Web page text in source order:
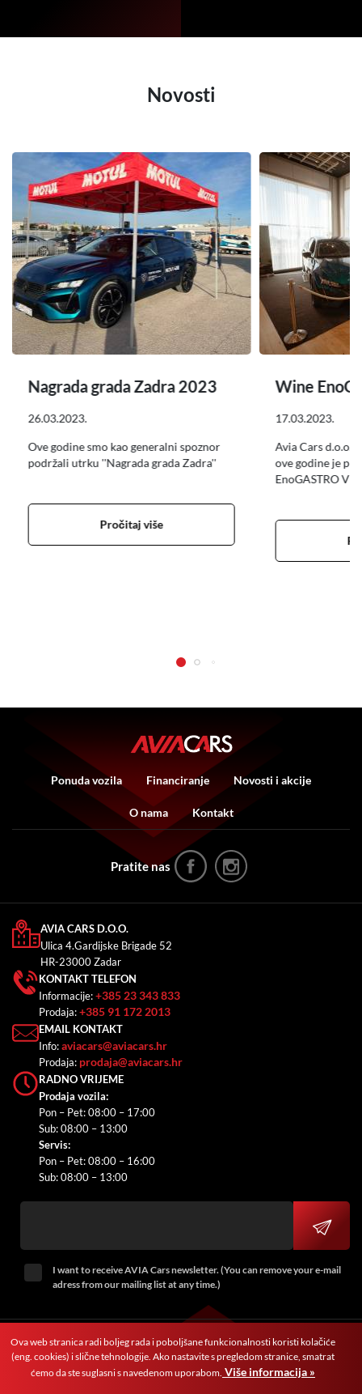
Novosti
Nagrada grada Zadra 2023
26.03.2023.
Ove godine smo kao generalni spoznor
podržali utrku ''Nagrada grada Zadra''
Pročitaj više
Wine
17.03.2023.
Avia Cars d.o.o.
ove godine je
EnoGASTRO
Ponuda vozila Financiranje Novosti i akcije
O nama Kontakt
Pratite nas
AVIA CARS D.O.O.
Ulica 4.Gardijske Brigade 52
HR-23000 Zadar
KONTAKT TELEFON
Informacije:+385 23 343 833
Prodaja:+385 91 172 2013
EMAIL KONTAKT
Info:aviacars@aviacars.hr
Prodaja: prodaja@aviacars.hr
RADNO VRIJEME
Prodaja vozila:
Pon – Pet: 08:00 – 17:00
Sub: 08:00 – 13:00
Servis:
Pon – Pet: 08:00 – 16:00
Sub: 08:00 – 13:00
I want to receive AVIA Cars newsletter. (You can remove your e-mail
adress from our mailing list at any time.)
Politika o zaštiti osobnih podataka Načini plaćanja
Ova web stranica radi boljeg rada i poboljšane funkcionalnosti koristi kolačiće
(eng. cookies) i slične tehnologije. Ako nastavite s pregledom stranice, smatrat
ćemo da ste suglasni s navedenom uporabom. Više informacija »